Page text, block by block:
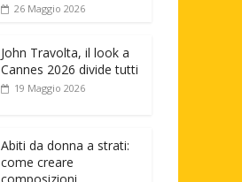
26 Maggio 2026
John Travolta, il look a
Cannes 2026 divide tutti
19 Maggio 2026
Abiti da donna a strati:
come creare